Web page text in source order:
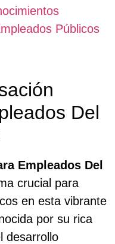
Públicos
Del
Empleados Del
crucial para
en esta vibrante
por su rica
desarrollo